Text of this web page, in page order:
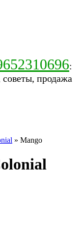
:
советы, продажа
» Mango